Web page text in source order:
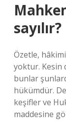
sayılır?
Özetle,
yoktur. Kesin
bunlar
hükümdür.
keşifler ve
maddesine